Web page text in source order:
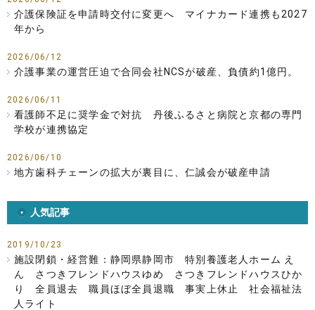
介護保険証を申請時交付に変更へ マイナカード連携も2027
年から
2026/06/12
介護事業の運営圧迫で合同会社NCSが破産、負債約1億円。
2026/06/11
看護師不足に奨学金で対抗 丹後ふるさと病院と京都の専門
学校が連携協定
2026/06/10
地方歯科チェーンの拡大が裏目に、仁誠会が破産申請
人気記事
2019/10/23
施設閉鎖・経営難：静岡県静岡市 特別養護老人ホーム え
ん さつきフレンドハウスゆめ さつきフレンドハウスひか
り 全員退去 職員ほぼ全員退職 事実上休止 社会福祉法
人ライト